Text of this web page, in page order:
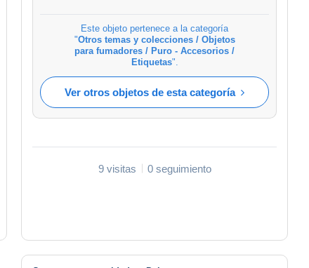
Este objeto pertenece a la categoría
"Otros temas y colecciones / Objetos
para fumadores / Puro - Accesorios /
Etiquetas".
Ver otros objetos de esta categoría
9 visitas 0 seguimiento